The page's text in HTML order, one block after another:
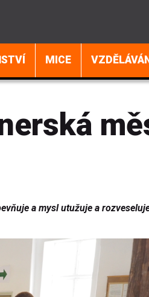
MICE VZDĚLÁVÁNÍ
a mysl utužuje a